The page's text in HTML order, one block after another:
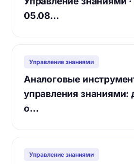
05.08…
Управление знаниями
Аналоговые
управления знаниями:
о…
Управление знаниями